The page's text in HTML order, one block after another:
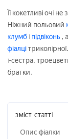
Її кокетливі очі
Ніжний польовий
клумб і підвіконь ,
фіалці
і-сестра,
братки.
зміст статті
Опис фіалки